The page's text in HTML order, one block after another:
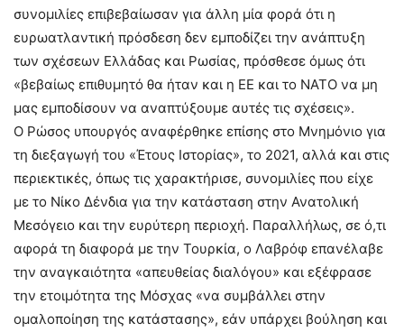
συνομιλίες επιβεβαίωσαν για άλλη μία φορά ότι η
ευρωατλαντική πρόσδεση δεν εμποδίζει την ανάπτυξη
των σχέσεων Ελλάδας και Ρωσίας, πρόσθεσε όμως ότι
«βεβαίως επιθυμητό θα ήταν και η ΕΕ και το ΝΑΤΟ να μη
μας εμποδίσουν να αναπτύξουμε αυτές τις σχέσεις».
Ο Ρώσος υπουργός αναφέρθηκε επίσης στο Μνημόνιο για
τη διεξαγωγή του «Έτους Ιστορίας», το 2021, αλλά και στις
περιεκτικές, όπως τις χαρακτήρισε, συνομιλίες που είχε
με το Νίκο Δένδια για την κατάσταση στην Ανατολική
Μεσόγειο και την ευρύτερη περιοχή. Παραλλήλως, σε ό,τι
αφορά τη διαφορά με την Τουρκία, ο Λαβρόφ επανέλαβε
την αναγκαιότητα «απευθείας διαλόγου» και εξέφρασε
την ετοιμότητα της Μόσχας «να συμβάλλει στην
ομαλοποίηση της κατάστασης», εάν υπάρχει βούληση και